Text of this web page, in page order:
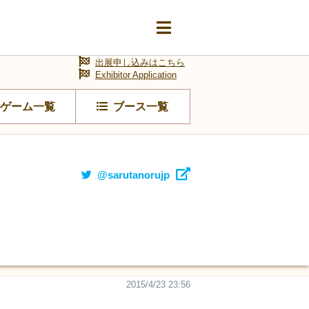
ゲーム一覧 ブース一覧
出展申し込みはこちら
Exhibitor Application
@sarutanorujp
2015/4/23 23:56